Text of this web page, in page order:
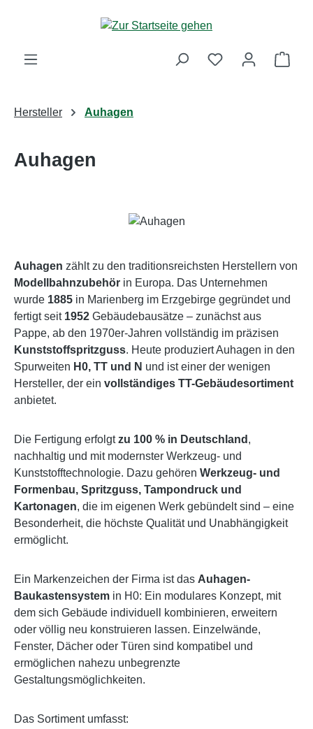
Zum Hauptinhalt springen
Hersteller Auhagen
Auhagen
Auhagen zählt zu den traditionsreichsten Herstellern von
Modellbahnzubehör in Europa. Das Unternehmen
wurde 1885 in Marienberg im Erzgebirge gegründet und
fertigt seit 1952 Gebäudebausätze – zunächst aus
Pappe, ab den 1970er-Jahren vollständig im präzisen
Kunststoffspritzguss. Heute produziert Auhagen in den
Spurweiten H0, TT und N und ist einer der wenigen
Hersteller, der ein vollständiges TT-Gebäudesortiment
anbietet.
Die Fertigung erfolgtzu 100 % in Deutschland ,
nachhaltig und mit modernster Werkzeug- und
Kunststofftechnologie. Dazu gehören Werkzeug- und
Formenbau, Spritzguss, Tampondruck und
Kartonagen, die im eigenen Werk gebündelt sind – eine
Besonderheit, die höchste Qualität und Unabhängigkeit
ermöglicht.
Ein Markenzeichen der Firma ist das Auhagen-
Baukastensystem in H0: Ein modulares Konzept, mit
dem sich Gebäude individuell kombinieren, erweitern
oder völlig neu konstruieren lassen. Einzelwände,
Fenster, Dächer oder Türen sind kompatibel und
ermöglichen nahezu unbegrenzte
Gestaltungsmöglichkeiten.
Das Sortiment umfasst: